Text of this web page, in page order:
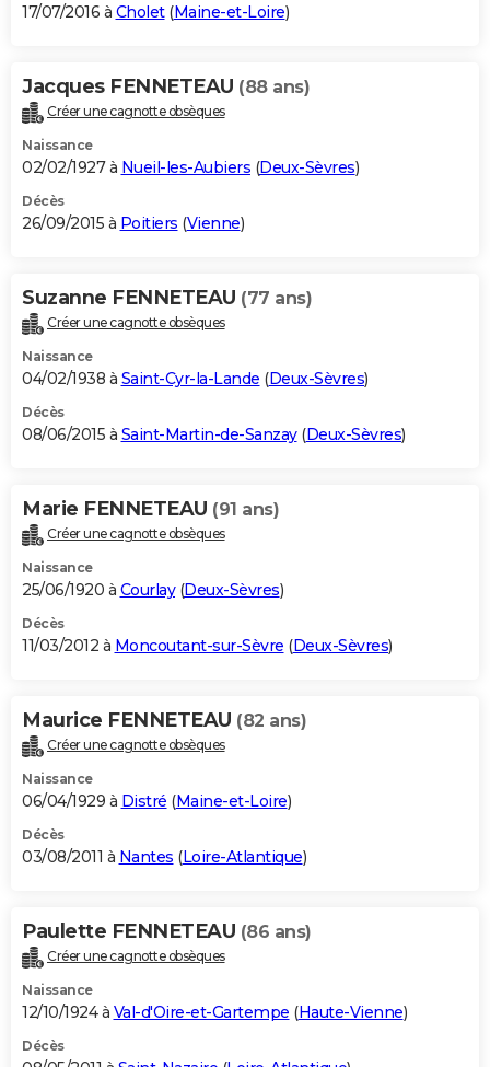
17/07/2016 à Cholet(Maine-et-Loire)
Jacques FENNETEAU (88 ans)
Créer une cagnotte obsèques
Naissance
02/02/1927 à Nueil-les-Aubiers (Deux-Sèvres)
Décès
26/09/2015 à Poitiers (Vienne)
Suzanne FENNETEAU (77 ans)
Créer une cagnotte obsèques
Naissance
04/02/1938 à Saint-Cyr-la-Lande (Deux-Sèvres)
Décès
08/06/2015 à Saint-Martin-de-Sanzay(Deux-Sèvres)
Marie FENNETEAU (91 ans)
Créer une cagnotte obsèques
Naissance
25/06/1920 à Courlay(Deux-Sèvres)
Décès
11/03/2012 à Moncoutant-sur-Sèvre (Deux-Sèvres)
Maurice FENNETEAU (82 ans)
Créer une cagnotte obsèques
Naissance
06/04/1929 à Distré (Maine-et-Loire)
Décès
03/08/2011 à Nantes (Loire-Atlantique)
Paulette FENNETEAU (86 ans)
Créer une cagnotte obsèques
Naissance
12/10/1924 à Val-d'Oire-et-Gartempe (Haute-Vienne)
Décès